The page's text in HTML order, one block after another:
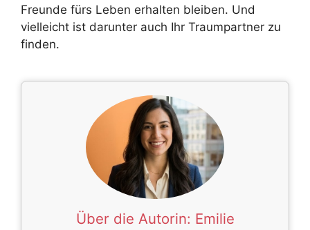
Freunde fürs Leben erhalten bleiben. Und
vielleicht ist darunter auch Ihr Traumpartner zu
finden.
Über die Autorin: Emilie